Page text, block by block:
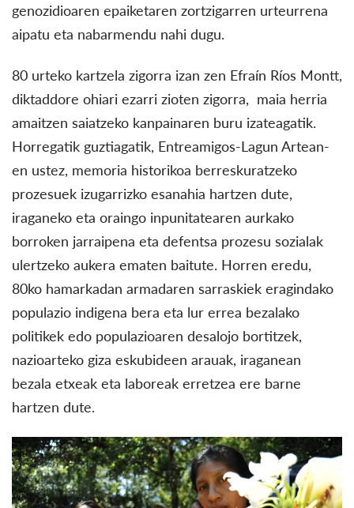
genozidioaren epaiketaren zortzigarren urteurrena
aipatu eta nabarmendu nahi dugu.
80 urteko kartzela zigorra izan zen Efraín Ríos Montt,
diktaddore ohiari ezarri zioten zigorra, maia herria
amaitzen saiatzeko kanpainaren buru izateagatik.
Horregatik guztiagatik, Entreamigos-Lagun Artean-
en ustez, memoria historikoa berreskuratzeko
prozesuek izugarrizko esanahia hartzen dute,
iraganeko eta oraingo inpunitatearen aurkako
borroken jarraipena eta defentsa prozesu sozialak
ulertzeko aukera ematen baitute. Horren eredu,
80ko hamarkadan armadaren sarraskiek eragindako
populazio indigena bera eta lur errea bezalako
politikek edo populazioaren desalojo bortitzek,
nazioarteko giza eskubideen arauak, iraganean
bezala etxeak eta laboreak erretzea ere barne
hartzen dute.